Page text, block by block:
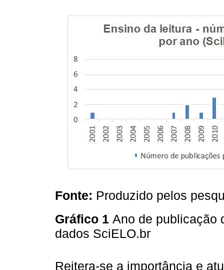
Fonte: Produzido pelos
Gráfico 1 Ano de publicação
dados SciELO.br
Reitera-se a importância e